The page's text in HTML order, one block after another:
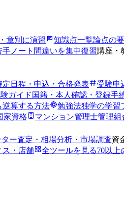
章別に演習 知識点一覧論点の
手ノート 間違いを集中復習講座・
定日程・申込・合格発表 受験申
ガイド 国籍・本人確認・登録手
逆算する方法 勉強法独学の学習
家資格 マンション管理士管理組
ー査定・相場分析・市場調査資
ス・店舗 全ツールを見る70以上